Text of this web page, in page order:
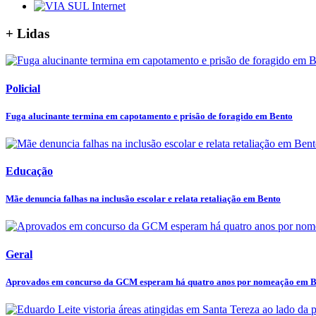
+ Lidas
Policial
Fuga alucinante termina em capotamento e prisão de foragido em Bento
Educação
Mãe denuncia falhas na inclusão escolar e relata retaliação em Bento
Geral
Aprovados em concurso da GCM esperam há quatro anos por nomeação em